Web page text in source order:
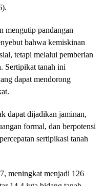
mengutip pandangan
bahwa kemiskinan
tetapi melalui pemberian
Sertipikat tanah ini
dapat mendorong
dapat dijadikan jaminan,
formal, dan berpotensi
sertipikasi tanah
meningkat menjadi 126